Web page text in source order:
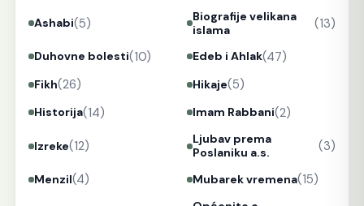
Ashabi(5)
Biografije velikana
islama
(13)
Duhovne bolesti(10) Edeb i Ahlak(47)
Fikh(26) Hikaje(5)
Historija(14) Imam Rabbani(2)
Izreke(12)
Ljubav prema
Poslaniku a.s.
(3)
Menzil(4) Mubarek vremena(15)